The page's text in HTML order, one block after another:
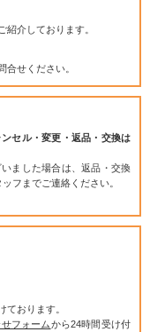
紹介しております。
合せください。
セル・変更・返品・交換は
ました場合は、返品・交換
フまでご連絡ください。
ております。
フォームから24時間受け付